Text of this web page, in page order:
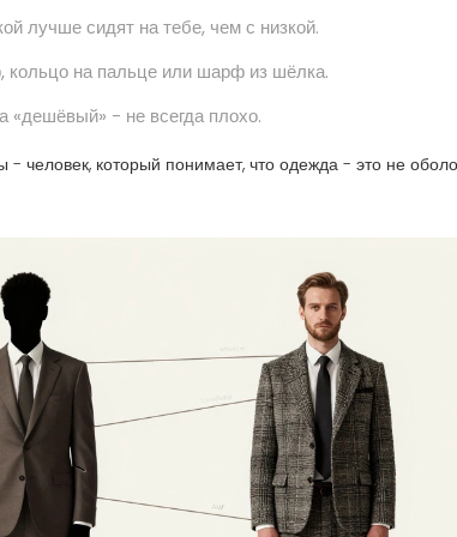
лучше сидят на тебе, чем с низкой.
кольцо на пальце или шарф из шёлка.
«дешёвый» - не всегда плохо.
человек, который понимает, что одежда - это не